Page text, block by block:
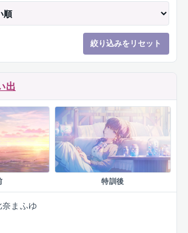
絞り込みをリセット
出
特訓後
奈まふゆ